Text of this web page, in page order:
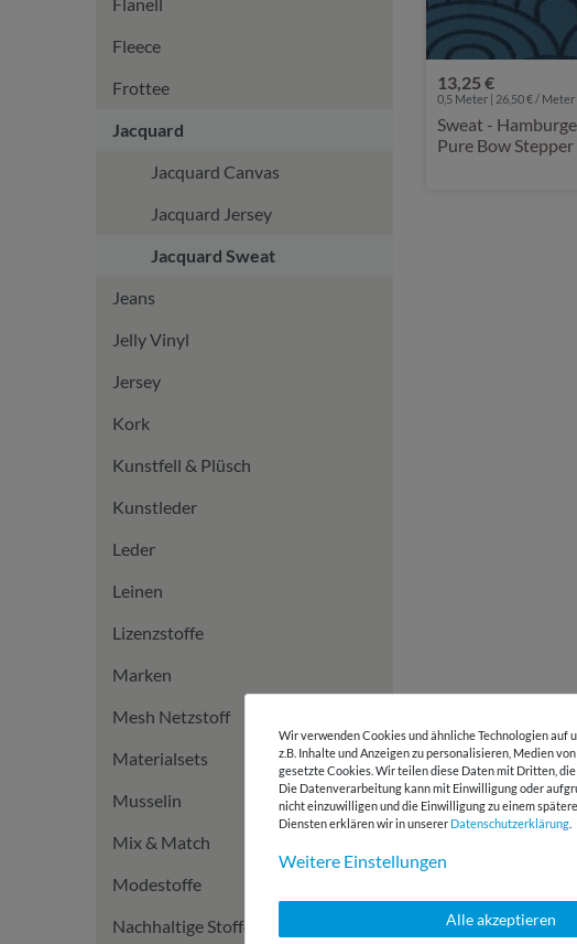
Fleece
Frottee
Jacquard
Jacquard Canvas
Jacquard Jersey
Jacquard Sweat
Jeans
Jelly Vinyl
Jersey
Kork
Kunstfell & Plüsch
Kunstleder
Leder
Leinen
Lizenzstoffe
Marken
Mesh Netzstoff
Materialsets
Musselin
Mix & Match
Modestoffe
Nachhaltige Stoffe
13,25 €
0,5 Meter | 26,50 € / Meter
Sweat -
Pure Bow
Wir verwenden Cookies und ähnliche Technologien auf
z.B. Inhalte und Anzeigen zu personalisieren, Medien
gesetzte Cookies. Wir teilen diese Daten mit Dritten,
Die Datenverarbeitung kann mit Einwilligung oder
nicht einzuwilligen und die Einwilligung zu einem
Diensten erklären wir in unserer Daten­schutz­erklärung
Weitere Einstellungen
Alle akzeptieren